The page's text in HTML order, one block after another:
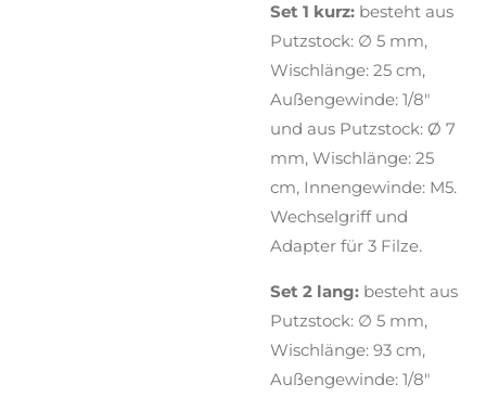
Set 1 kurz: besteht aus
Putzstock: ∅ 5 mm,
Wischlänge: 25 cm,
Außengewinde: 1/8"
und aus Putzstock: Ø 7
mm, Wischlänge: 25
cm, Innengewinde: M5.
Wechselgriff und
Adapter für 3 Filze.
Set 2 lang: besteht aus
Putzstock: ∅ 5 mm,
Wischlänge: 93 cm,
Außengewinde: 1/8"